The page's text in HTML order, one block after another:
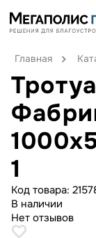
Главная
1
Код товара:
В наличии
Нет отзывов